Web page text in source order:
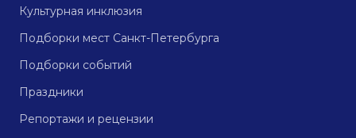
Культурная инклюзия
Подборки мест Санкт-Петербурга
Подборки событий
Праздники
Репортажи и рецензии